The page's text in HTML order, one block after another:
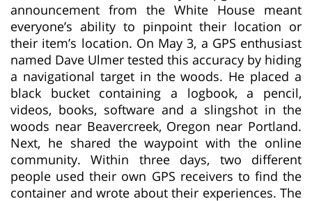
announcement from the White House meant
everyone’s ability to pinpoint their location or
their item’s location. On May 3, a GPS enthusiast
named Dave Ulmer tested this accuracy by hiding
a navigational target in the woods. He placed a
black bucket containing a logbook, a pencil,
videos, books, software and a slingshot in the
woods near Beavercreek, Oregon near Portland.
Next, he shared the waypoint with the online
community. Within three days, two different
people used their own GPS receivers to find the
container and wrote about their experiences. The